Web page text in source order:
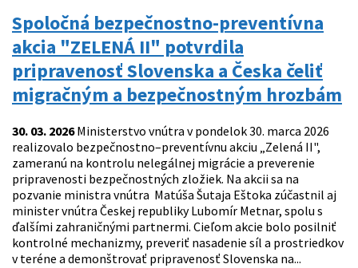
Spoločná bezpečnostno-preventívna
akcia "ZELENÁ II" potvrdila
pripravenosť Slovenska a Česka čeliť
migračným a bezpečnostným hrozbám
30. 03. 2026Ministerstvo vnútra v pondelok 30. marca 2026
realizovalo bezpečnostno–preventívnu akciu „Zelená II",
zameranú na kontrolu nelegálnej migrácie a preverenie
pripravenosti bezpečnostných zložiek. Na akcii sa na
pozvanie ministra vnútra Matúša Šutaja Eštoka zúčastnil aj
minister vnútra Českej republiky Lubomír Metnar, spolu s
ďalšími zahraničnými partnermi. Cieľom akcie bolo posilniť
kontrolné mechanizmy, preveriť nasadenie síl a prostriedkov
v teréne a demonštrovať pripravenosť Slovenska na...